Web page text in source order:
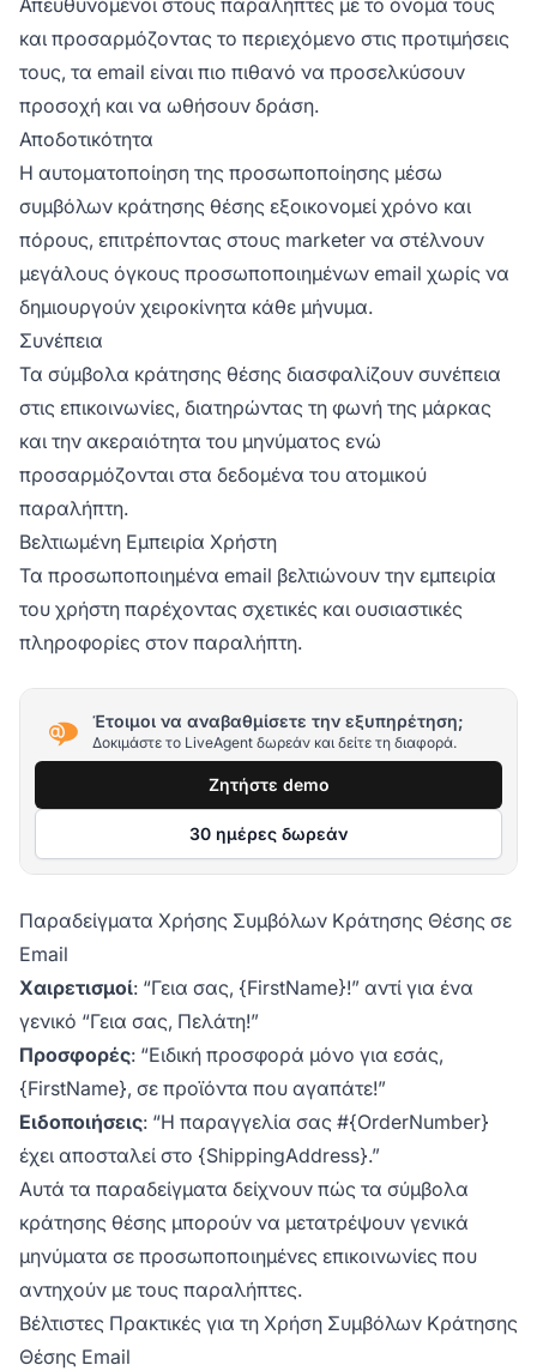
και προσαρμόζοντας το περιεχόμενο στις προτιμήσεις
τους, τα email είναι πιο πιθανό να προσελκύσουν
προσοχή και να ωθήσουν δράση.
Αποδοτικότητα
Η αυτοματοποίηση της προσωποποίησης μέσω
συμβόλων κράτησης θέσης εξοικονομεί χρόνο και
πόρους, επιτρέποντας στους marketer να στέλνουν
μεγάλους όγκους προσωποποιημένων email χωρίς να
δημιουργούν χειροκίνητα κάθε μήνυμα.
Συνέπεια
Τα σύμβολα κράτησης θέσης διασφαλίζουν συνέπεια
στις επικοινωνίες, διατηρώντας τη φωνή της μάρκας
και την ακεραιότητα του μηνύματος ενώ
προσαρμόζονται στα δεδομένα του ατομικού
παραλήπτη.
Βελτιωμένη Εμπειρία Χρήστη
Τα προσωποποιημένα email βελτιώνουν την εμπειρία
του χρήστη παρέχοντας σχετικές και ουσιαστικές
πληροφορίες στον παραλήπτη.
Έτοιμοι να αναβαθμίσετε την εξυπηρέτηση;
Δοκιμάστε το LiveAgent δωρεάν και δείτε τη διαφορά.
Ζητήστε demo
30 ημέρες δωρεάν
Παραδείγματα Χρήσης Συμβόλων Κράτησης Θέσης σε
Email
Χαιρετισμοί: “Γεια σας, {FirstName}!” αντί για ένα
γενικό “Γεια σας, Πελάτη!”
Προσφορές: “Ειδική προσφορά μόνο για εσάς,
{FirstName}, σε προϊόντα που αγαπάτε!”
Ειδοποιήσεις: “Η παραγγελία σας #{OrderNumber}
έχει αποσταλεί στο {ShippingAddress}.”
Αυτά τα παραδείγματα δείχνουν πώς τα σύμβολα
κράτησης θέσης μπορούν να μετατρέψουν γενικά
μηνύματα σε προσωποποιημένες επικοινωνίες που
αντηχούν με τους παραλήπτες.
Βέλτιστες Πρακτικές για τη Χρήση Συμβόλων Κράτησης
Θέσης Email